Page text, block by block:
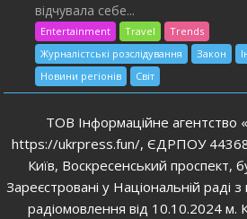
відчувала себе...
Entertainment Travel
Trends
Журналістські розслідування
Закон
Новини регіонів
Світ
ТОВ Інформаційне
https://ukrpress.fun/, ЄДРПОУ
Київ, Воскресенський проспект,
Зареєстровані у Національній раді
радіомовлення від 10.10.2024 м.